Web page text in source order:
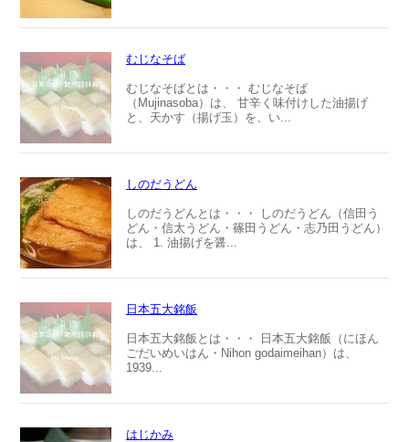
むじなそば
むじなそばとは・・・ むじなそば
（Mujinasoba）は、 甘辛く味付けした油揚げ
と、天かす（揚げ玉）を、い...
しのだうどん
しのだうどんとは・・・ しのだうどん（信田う
どん・信太うどん・篠田うどん・志乃田うどん）
は、 1. 油揚げを醤...
日本五大銘飯
日本五大銘飯とは・・・ 日本五大銘飯（にほん
ごだいめいはん・Nihon godaimeihan）は、
1939...
はじかみ